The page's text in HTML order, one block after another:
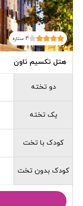
4 ستاره
هتل تکسیم تاون
دو تخته
یک تخته
کودک با تخت
کودک بدون تخت